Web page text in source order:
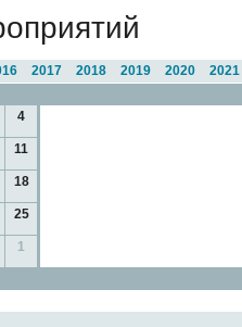
2021
2020
2019
2018
2017
4
11
18
25
1